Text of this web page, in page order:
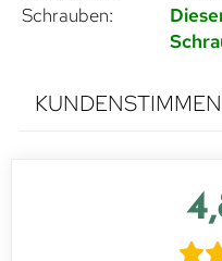
Schrauben: